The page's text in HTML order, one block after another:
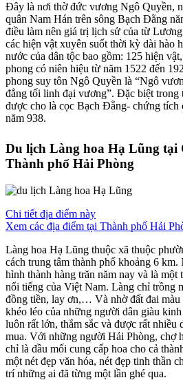
Đây là nơi thờ đức vương Ngô Quyền,
quân Nam Hán trên sông Bạch Đằng
điều làm nên giá trị lịch sử của từ
các hiện vật xuyên suốt thời kỳ dài hào
nước của dân tộc bao gồm: 125 hiện
phong có niên hiệu từ năm 1522 đến
phong suy tôn Ngô Quyền là “Ngô
đẳng tối linh đại vương”. Đặc biệt
được cho là cọc Bạch Đằng- chứng
năm 938.
Du lịch Làng hoa Hạ Lũng tại
Thành phố Hải Phòng
Chi tiết địa điểm này
Xem các địa điểm tại Thành phố Hải
Làng hoa Hạ Lũng thuộc xã thuộc
cách trung tâm thành phố khoảng 6
hình thành hàng trăn năm nay và là một
nổi tiếng của Việt Nam. Làng chỉ trồng
đồng tiền, lay ơn,… Và nhờ đất đai màu
khéo léo của những người dân giàu
luôn rất lớn, thắm sắc và được rất nhiều
mua. Với những người Hải Phòng, chợ
chỉ là đầu mối cung cấp hoa cho cả
một nét đẹp văn hóa, nét đẹp tinh thần
trí những ai đã từng một lần ghé qua.